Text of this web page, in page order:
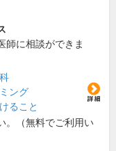
師に相談ができま
ング
ること
。（無料でご利用い